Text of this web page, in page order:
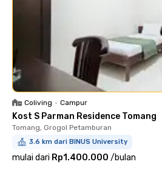
Coliving • Campur
Kost S Parman Residence Tomang
Tomang, Grogol Petamburan
3.6 km dari BINUS University
mulai dari Rp1.400.000 /bulan